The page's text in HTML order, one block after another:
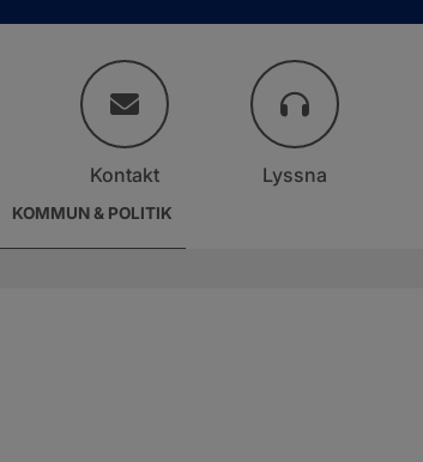
KOMMUN & POLITIK
Kontakt Lyssna